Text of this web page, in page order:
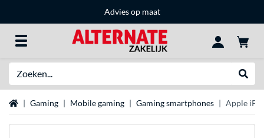
Advies op maat
HomeGaming Mobile gaming Gaming smartphones Apple